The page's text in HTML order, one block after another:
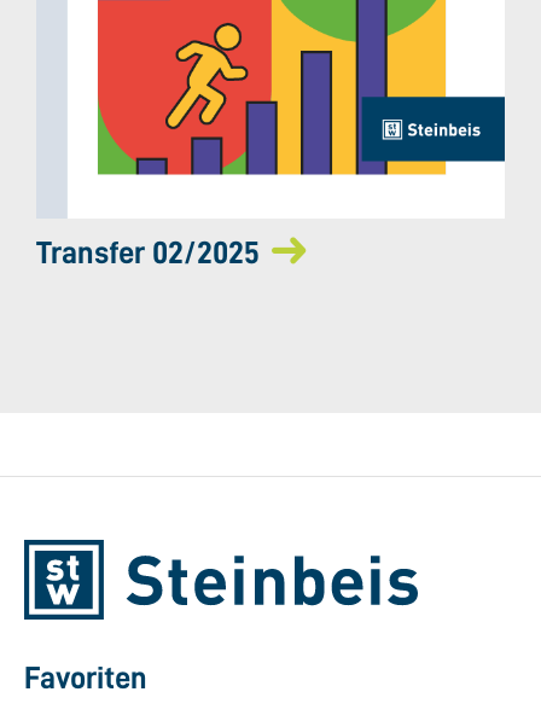
Transfer 02/2025
Favoriten